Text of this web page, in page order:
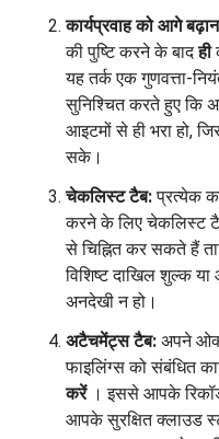
कार्यप्रवाह को आगे
की पुष्टि करने के बादही
यह तर्क एक गुणवत्ता-
सुनिश्चित करते हुए कि
आइटमों से ही भरा हो,
सके।
चेकलिस्ट टैब:प्रत्येक
करने के लिए चेकलिस्ट
से चिह्नित कर सकते हैं
विशिष्ट दाखिल शुल्क या
अनदेखी न हो।
अटैचमेंट्स टैब: अपने
फाइलिंग्स को संबंधित
करें । इससे आपके
आपके सुरक्षित क्लाउड